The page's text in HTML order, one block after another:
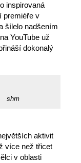
inspirovaná
premiéře v
šílelo nadšením
YouTube už
dokonalý
shm
aktivit
více než třicet
v oblasti